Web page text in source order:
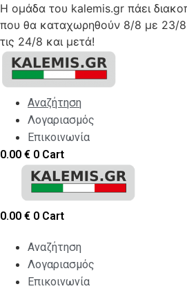
Η ομάδα του kalemis.gr πάει
που θα καταχωρηθούν 8/8 με 23/
τις 24/8 και μετά!
Skip
content
Αναζήτηση
Λογαριασμός
Επικοινωνία
0.00 € 0 Cart
0.00 € 0 Cart
Αναζήτηση
Λογαριασμός
Επικοινωνία